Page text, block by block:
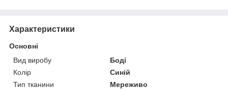
Характеристики
Основні
Вид виробу
Боді
Колір
Синій
Тип тканини
Мереживо